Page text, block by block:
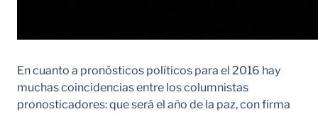
En cuanto a pronósticos políticos para el 2016 hay
muchas coincidencias entre los columnistas
pronosticadores: que será el año de la paz, con firma